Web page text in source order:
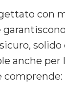
con
solido
anche per
comprende: